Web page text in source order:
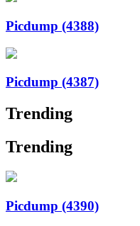
Picdump (4388)
Picdump (4387)
Trending
Trending
Picdump (4390)